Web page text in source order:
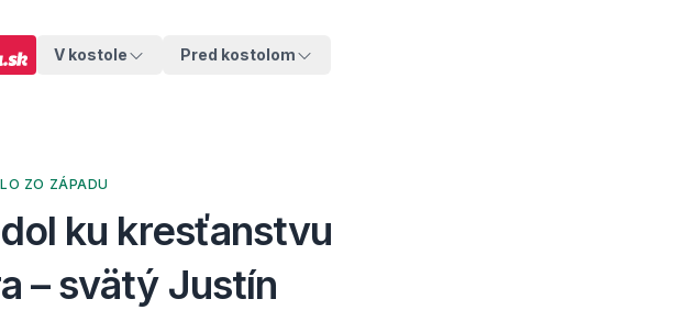
V kostole Pred kostolom
ZO ZÁPADU
ku kresťanstvu
– svätý Justín